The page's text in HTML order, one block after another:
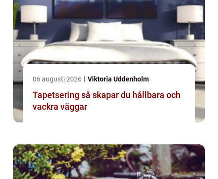
06 augusti 2026 Viktoria Uddenholm
Tapetsering så skapar du hållbara och
vackra väggar